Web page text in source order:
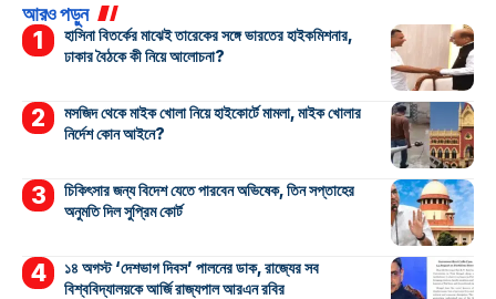
আরও পড়ুন
হাসিনা বিতর্কের মাঝেই তারেকের সঙ্গে ভারতের হাইকমিশনার,
ঢাকার বৈঠকে কী নিয়ে আলোচনা?
মসজিদ থেকে মাইক খোলা নিয়ে হাইকোর্টে মামলা, মাইক খোলার
নির্দেশ কোন আইনে?
চিকিৎসার জন্য বিদেশ যেতে পারবেন অভিষেক, তিন সপ্তাহের
অনুমতি দিল সুপ্রিম কোর্ট
১৪ অগস্ট ‘দেশভাগ দিবস’ পালনের ডাক, রাজ্যের সব
বিশ্ববিদ্যালয়কে আর্জি রাজ্যপাল আরএন রবির